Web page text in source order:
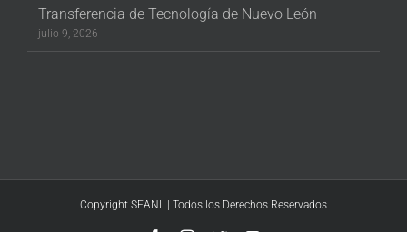
Transferencia de Tecnología de Nuevo León
julio 9, 2026
Copyright SEANL | Todos los Derechos Reservados